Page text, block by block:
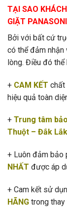
TẠI SAO
GIẶT
Bởi với bất cứ
có thể đảm nhận
lòng. Điều đó thể
+ CAM KẾT chất
hiệu quả toàn
+ Trung tâm
Thuột – Đắk Lắk
+ Luôn đảm bảo
NHẤT được áp
+ Cam kết sử
HÃNG trong thay